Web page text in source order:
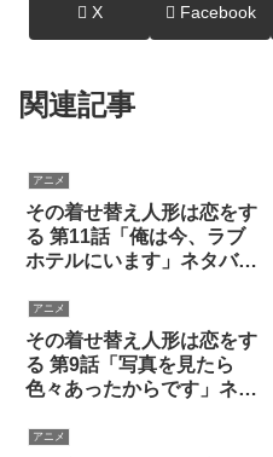
X Facebook
関連記事
アニメ
その着せ替え人形は恋をす
る 第11話「俺は今、ラブ
ホテルにいます」ネタバレ
アニメ
その着せ替え人形は恋をす
る 第9話「写真を見たら
色々あったからです」ネタ
アニメ